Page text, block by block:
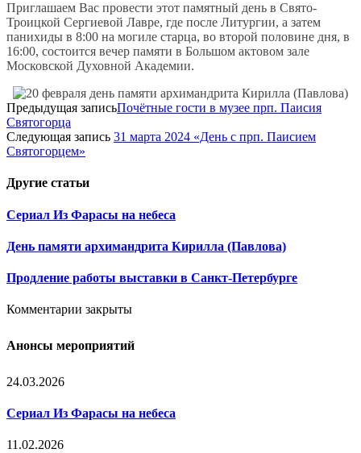
Приглашаем Вас провести этот памятный день в Свято-
Троицкой Сергиевой Лавре, где после Литургии, а затем
панихиды в 8:00 на могиле старца, во второй половине дня, в
16:00, состоится вечер памяти в Большом актовом зале
Московской Духовной Академии.
Предыдущая записьПочётные гости в музее прп. Паисия
Святогорца
Следующая запись 31 марта 2024 «День с прп. Паисием
Святогорцем»
Другие статьи
Сериал Из Фарасы на небеса
День памяти архимандрита Кирилла (Павлова)
Продление работы выставки в Санкт-Петербурге
Комментарии закрыты
Анонсы мероприятий
24.03.2026
Сериал Из Фарасы на небеса
11.02.2026